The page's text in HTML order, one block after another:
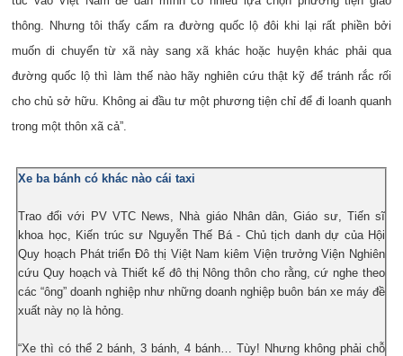
thông. Nhưng tôi thấy cấm ra đường quốc lộ đôi khi lại rất phiền bởi
muốn di chuyển từ xã này sang xã khác hoặc huyện khác phải qua
đường quốc lộ thì làm thế nào hãy nghiên cứu thật kỹ để tránh rắc rối
cho chủ sở hữu. Không ai đầu tư một phương tiện chỉ để đi loanh quanh
trong một thôn xã cả”.
Xe ba bánh có khác nào cái taxi
Trao đổi với PV VTC News, Nhà giáo Nhân dân, Giáo sư, Tiến sĩ
khoa học, Kiến trúc sư Nguyễn Thế Bá - Chủ tịch danh dự của Hội
Quy hoạch Phát triển Đô thị Việt Nam kiêm Viện trưởng Viện Nghiên
cứu Quy hoạch và Thiết kế đô thị Nông thôn cho rằng, cứ nghe theo
các “ông” doanh nghiệp như những doanh nghiệp buôn bán xe máy đề
xuất này nọ là hỏng.
“Xe thì có thể 2 bánh, 3 bánh, 4 bánh… Tùy! Nhưng không phải chỗ